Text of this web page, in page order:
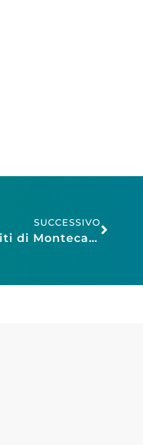
SUCCESSIVO
Confesercenti Pistoia: “Voglia di terme” per gli ospiti di Montecatini